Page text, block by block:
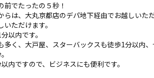
前でたったの５秒！
らは、大丸京都店のデパ地下経由でお越しいた
ただけます。
以内です。
多く、大戸屋、スターバックスも徒歩1分以内
内ですので、ビジネスにも便利です。